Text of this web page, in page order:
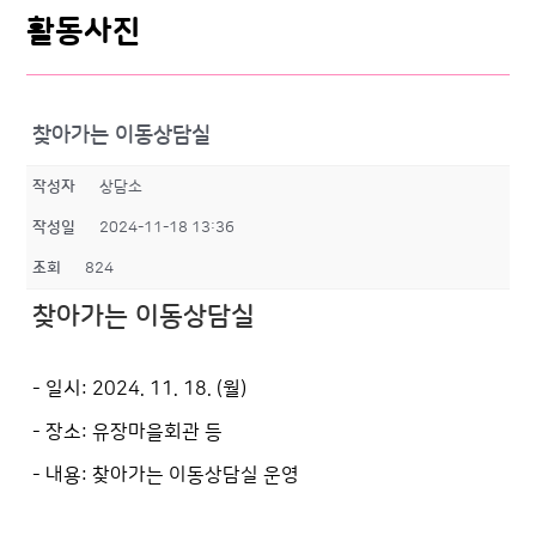
활동사진
찾아가는 이동상담실
작성자 상담소
작성일 2024-11-18 13:36
조회 824
찾아가는 이동상담실
- 일시: 2024. 11. 18. (월)
- 장소: 유장마을회관 등
- 내용: 찾아가는 이동상담실 운영